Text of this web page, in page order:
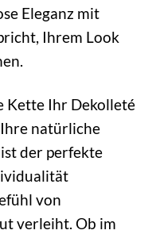
Eleganz mit
Ihrem Look
Kette Ihr Dekolleté
natürliche
der perfekte
von
verleiht. Ob im